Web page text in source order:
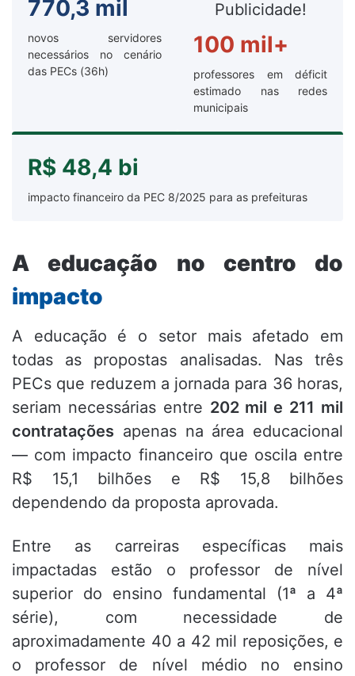
770,3 mil
novos servidores
necessários no cenário
das PECs (36h)
Publicidade!
100 mil+
professores em déficit
estimado nas redes
municipais
R$ 48,4 bi
impacto financeiro da PEC 8/2025 para as prefeituras
A educação no centro do
impacto
A educação é o setor mais afetado em
todas as propostas analisadas. Nas três
PECs que reduzem a jornada para 36 horas,
seriam necessárias entre 202 mil e 211 mil
contratações apenas na área educacional
— com impacto financeiro que oscila entre
R$ 15,1 bilhões e R$ 15,8 bilhões
dependendo da proposta aprovada.
Entre as carreiras específicas mais
impactadas estão o professor de nível
superior do ensino fundamental (1ª a 4ª
série), com necessidade de
aproximadamente 40 a 42 mil reposições, e
o professor de nível médio no ensino